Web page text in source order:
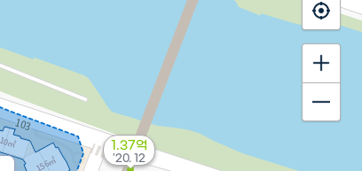
1.37억
'20. 12